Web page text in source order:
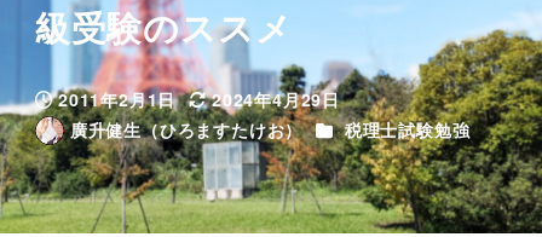
級受験のススメ
投稿日
2011年2月1日
更新日
2024年4月29日
著
者
廣升健生（ひろますたけお） カテゴリー
税理士試験勉強